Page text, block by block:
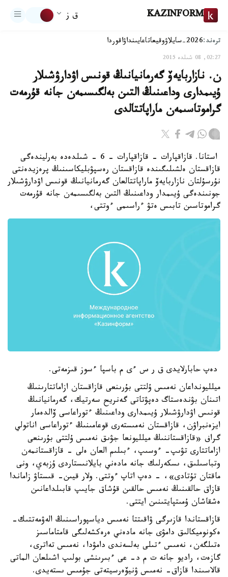
KAZINFORM ق ز
ترەند:2026-سايلاۋ وقيعاتاعايىنداۋاقوردا
02:27, 08 شىلدە 2015
ن. نازاربايەۆ گەرمانيانىڭ قونىس اۋدارۋشىلار
ۇيىمدارى وداعىنىڭ التىن بەلگىسىمەن جانە قۇرمەت
گراموتاسىمەن ماراپاتتالدى
استانا. قازاقپارات - قازاقپارات - 6 - شىلدەدە بەرليندەگى
قازاقستان ەلشىلىگىندە قازاقستان رەسپۋبليكاسىنىڭ پرەزيدەنتى
نۇرسۇلتان نازاربايەۆ ماراپاتتالعان گەرمانيانىڭ قونىس اۋدارۋشىلار
جونىندەگى ۇيىمدار وداعىنىڭ التىن بەلگىسىمەن جانە قۇرمەت
گراموتاسىن تابىس ەتۋ ءراسىمى ءوتتى،
دەپ حابارلايدى ق ر س ءى م باسپا ءسوز قىزمەتى.
ميلليونداعان نەمىس ۇلتتى بۇرىنعى قازاقستان ازاماتتارىنىڭ
اتىنان بۋندەستاگ دەپۋتاتى گەنريح سەرتيك، گەرمانيانىڭ
قونىس اۋدارۋشىلار ۇيىمدارى وداعىنىڭ ءتوراعاسى ۆالدەمار
ايزەنبراۋن، قازاقستان نەمىستەرى قوعامىنىڭ ءتوراعاسى اناتولي
گراف «قازاقستاننىڭ ميلليونعا جۋىق نەمىس ۇلتتى بۇرىنعى
ازاماتتارى تۋىپ- ءوسىپ، ءبىلىم العان ەلى - قازاقستانمەن
وتباسىلىق، ىسكەرلىك جانە مادەني بايلانىستاردى ۇزبەي، ونى
ماقتان تۇتادى»، - دەپ اتاپ ءوتتى. ولار قيىن- قىستاۋ زاماندا
قازاق حالقىنىڭ نەمىس حالقىن قۇشاق جايىپ قابىلداعانىن
ەشقاشان ۇمىتپايتىنىن ايتتى.
قازاقستاندا قازىرگى ۋاقىتتا نەمىس دياسپوراسىنىڭ الەۋمەتتىك-
ەكونوميكالىق دامۋى جانە مادەني ەرەكشەلىگى قامتاماسىز
ەتىلگەن، نەمىس ءتىلى بەلسەندى دامۋدا، نەمىس تەاترى،
گازەت، راديو جانە ت م د- عى ءبىرىنشى بولىپ اشىلعان الماتى
قالاسىندا قازاق- نەمىس ۋنيۆەرسيتەتى جۇمىس ىستەيدى.